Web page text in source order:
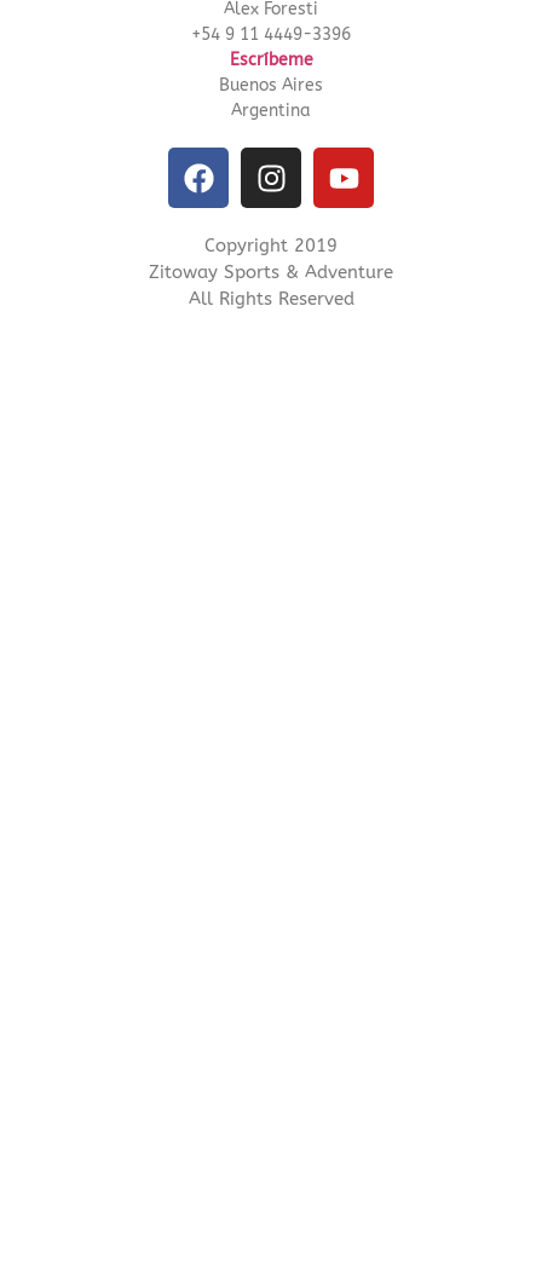
Alex Foresti
+54 9 11 4449-3396
Escríbeme
Buenos Aires
Argentina
Copyright 2019
Zitoway Sports & Adventure
All Rights Reserved